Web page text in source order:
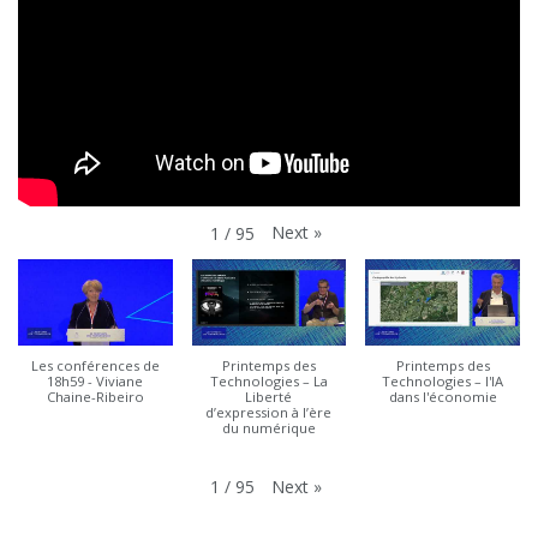
1 / 95 Next »
Les conférences de
18h59 - Viviane
Chaine-Ribeiro
Printemps des
Technologies – La
Liberté
d’expression à l’ère
du numérique
Printemps des
Technologies – l'IA
dans l'économie
1 / 95 Next »